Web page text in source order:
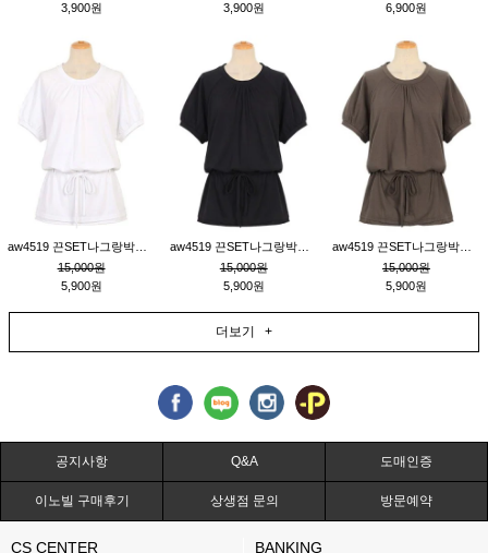
3,900원
3,900원
6,900원
15,000원
5,900원
15,000원
5,900원
15,000원
5,900원
더보기 +
공지사항 Q&A 도매인증
이노빌 구매후기 상생점 문의 방문예약
CS CENTER BANKING